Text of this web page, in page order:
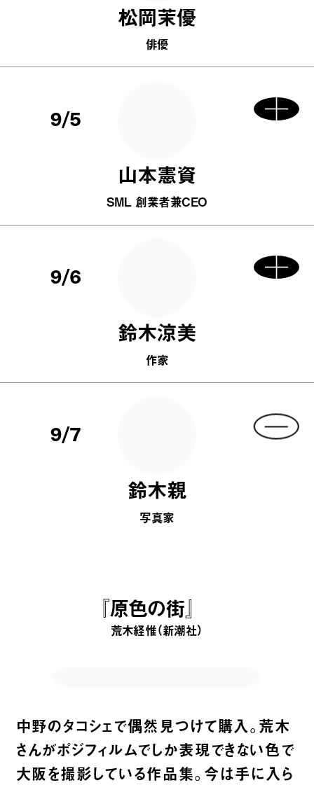
松岡茉優
俳優
9/5
山本憲資
SML 創業者兼CEO
9/6
鈴木涼美
作家
9/7
鈴木親
写真家
『原色の街』
荒木経惟（新潮社）
中野のタコシェで偶然見つけて購入。荒木
さんがポジフィルムでしか表現できない色で
大阪を撮影している作品集。今は手に入ら